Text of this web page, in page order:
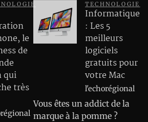
le
de
qui
très
TECHNOLOGIE
Informatique
: Les 5
meilleurs
logiciels
gratuits pour
votre Mac
l'echorégional
Vous êtes un addict de la
marque à la pomme ?